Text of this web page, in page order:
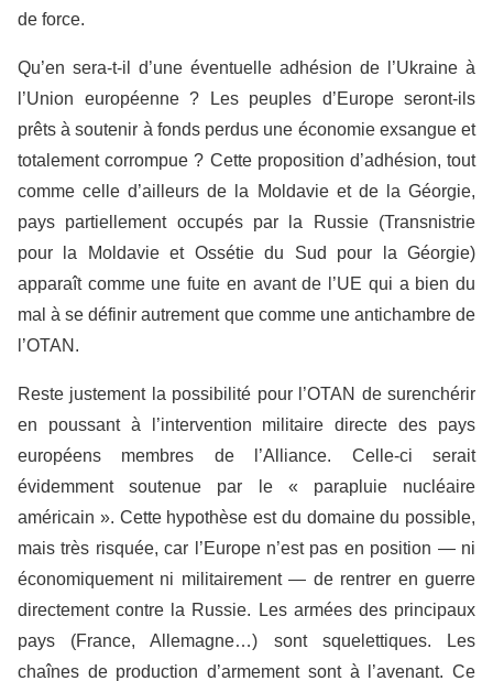
de force.
Qu’en sera-t-il d’une éventuelle adhésion de l’Ukraine à
l’Union européenne ? Les peuples d’Europe seront-ils
prêts à soutenir à fonds perdus une économie exsangue et
totalement corrompue ? Cette proposition d’adhésion, tout
comme celle d’ailleurs de la Moldavie et de la Géorgie,
pays partiellement occupés par la Russie (Transnistrie
pour la Moldavie et Ossétie du Sud pour la Géorgie)
apparaît comme une fuite en avant de l’UE qui a bien du
mal à se définir autrement que comme une antichambre de
l’OTAN.
Reste justement la possibilité pour l’OTAN de surenchérir
en poussant à l’intervention militaire directe des pays
européens membres de l’Alliance. Celle-ci serait
évidemment soutenue par le « parapluie nucléaire
américain ». Cette hypothèse est du domaine du possible,
mais très risquée, car l’Europe n’est pas en position — ni
économiquement ni militairement — de rentrer en guerre
directement contre la Russie. Les armées des principaux
pays (France, Allemagne…) sont squelettiques. Les
chaînes de production d’armement sont à l’avenant. Ce